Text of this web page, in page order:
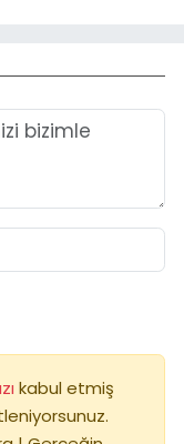
kabul etmiş